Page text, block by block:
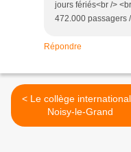
jours fériés<br />
472.000 passagers
Répondre
< Le collège international à
Noisy-le-Grand